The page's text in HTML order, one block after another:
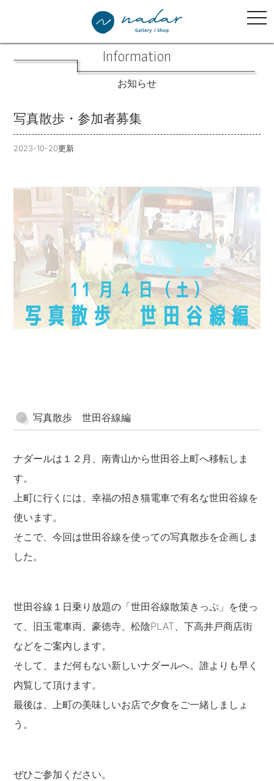
Information
お知らせ
写真散歩・参加者募集
2023-10-20更新
写真散歩 世田谷線編
ナダールは１２月、南青山から世田谷上町へ移転しま
す。
上町に行くには、幸福の招き猫電車で有名な世田谷線を
使います。
そこで、今回は世田谷線を使っての写真散歩を企画しま
した。
世田谷線１日乗り放題の「世田谷線散策きっぷ」を使っ
て、旧玉電車両、豪徳寺、松陰PLAT、下高井戸商店街
などをご案内します。
そして、まだ何もない新しいナダールへ。誰よりも早く
内覧して頂けます。
最後は、上町の美味しいお店で夕食をご一緒しましょ
う。
ぜひご参加ください。